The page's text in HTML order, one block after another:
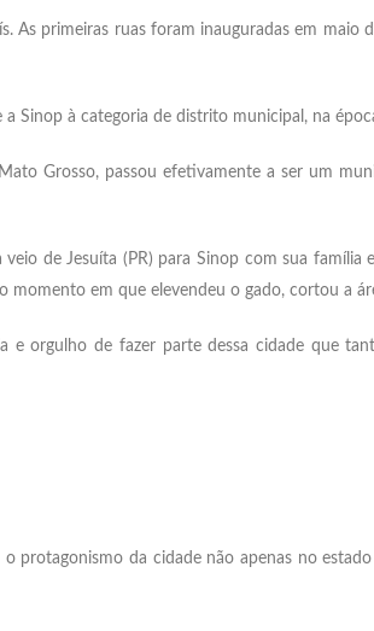
As primeiras ruas foram inauguradas em maio
à categoria de distrito municipal, na
Grosso, passou efetivamente a ser um
de Jesuíta (PR) para Sinop com sua
em que elevendeu o gado, cortou a
orgulho de fazer parte dessa cidade que
protagonismo da cidade não apenas no